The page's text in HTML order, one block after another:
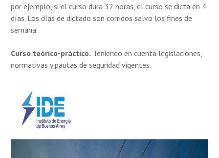
por ejemplo, si el curso dura 32 horas, el curso se dicta en 4
días. Los días de dictado son corridos salvo los fines de
semana.
Curso teórico-práctico. Teniendo en cuenta legislaciones,
normativas y pautas de seguridad vigentes.